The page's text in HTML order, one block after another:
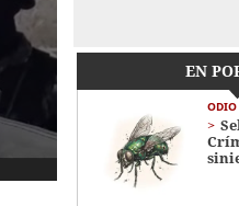
EN
ODIO